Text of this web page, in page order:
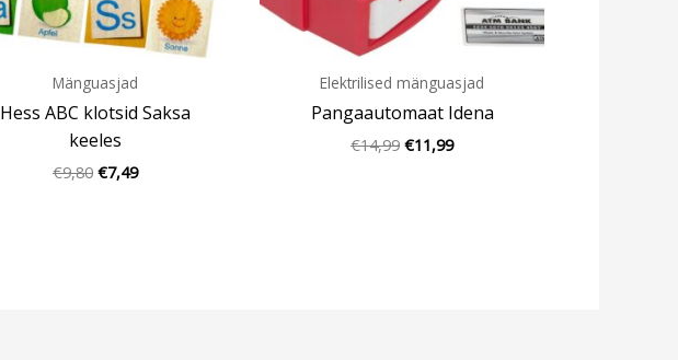
Mänguasjad
Hess ABC klotsid Saksa
keeles
€9,80 €7,49
Elektrilised mänguasjad
Pangaautomaat Idena
€14,99 €11,99